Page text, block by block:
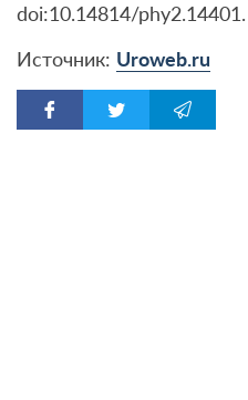
doi:10.14814/phy2.14401.
Источник: Uroweb.ru